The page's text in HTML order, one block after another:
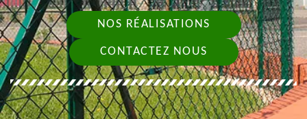
NOS RÉALISATIONS
CONTACTEZ NOUS